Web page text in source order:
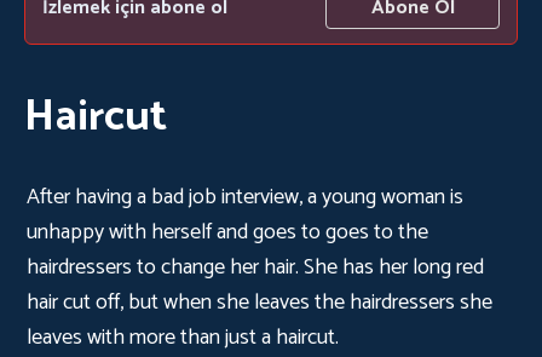
İzlemek için abone ol Abone Ol
Haircut
After having a bad job interview, a young woman is
unhappy with herself and goes to goes to the
hairdressers to change her hair. She has her long red
hair cut off, but when she leaves the hairdressers she
leaves with more than just a haircut.